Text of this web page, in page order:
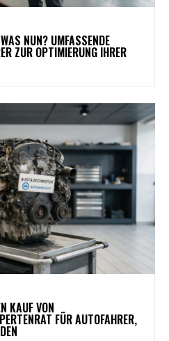
NUN? UMFASSENDE
ZUR OPTIMIERUNG IHRER
KAUF VON
FÜR AUTOFAHRER,